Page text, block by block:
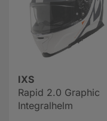
IXS
Rapid 2.0 Graphic
Integralhelm